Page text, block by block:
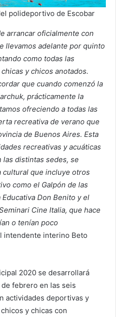
polideportivo de Escobar
arrancar oficialmente con
llevamos adelante por quinto
como todas las
y chicos anotados.
que cuando comenzó la
prácticamente la
ofreciendo a todas las
recreativa de verano que
de Buenos Aires. Esta
recreativas y acuáticas
distintas sedes, se
que incluye otros
como el Galpón de las
Educativa Don Benito y el
Cine Italia, que hace
o tenían poco
intendente interino Beto
2020 se desarrollará
febrero en las seis
actividades deportivas y
y chicas con